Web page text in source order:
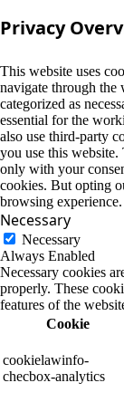
Privacy
This website uses
navigate through the
categorized as
essential for the
also use third-party
you use this
only with your
cookies. But opting
browsing experience.
Necessary
Necessary
Always Enabled
Necessary cookies
properly. These
features of the
Cookie
cookielawinfo-
checbox-analytics